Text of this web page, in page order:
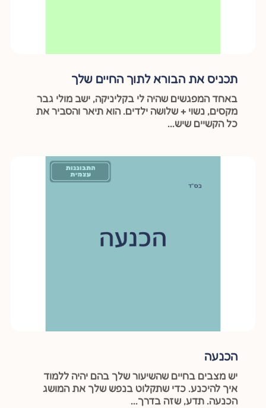
תכניס את הבורא לתוך החיים שלך
באחד המפגשים שהיה לי בקליניקה, ישב מולי גבר
מקסים, נשוי + שלושה ילדים. הוא תיאר והסביר את
כל הקשיים שיש...
הכנעה
יש מצבים בחיים שהשיעור שלך בהם יהיה ללמוד
איך להיכנע. כדי שתקלוט בנפש שלך את המושג
הכנעה. תדע, שזה בדרך...